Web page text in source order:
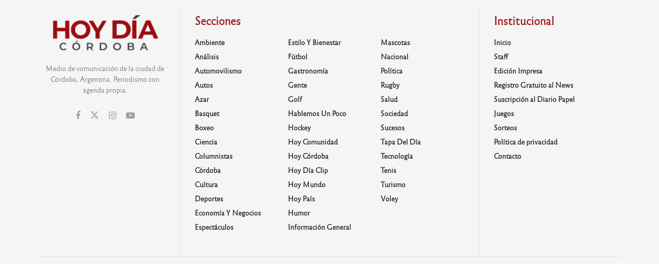
Medio de comunicación de la ciudad de
Córdoba, Argentina. Periodismo con
agenda propia.
Secciones
Ambiente
Análisis
Automovilismo
Autos
Azar
Basquet
Boxeo
Ciencia
Columnistas
Córdoba
Cultura
Deportes
Economía Y Negocios
Espectáculos
Estilo Y Bienestar
Fútbol
Gastronomía
Gente
Golf
Hablemos Un Poco
Hockey
Hoy Comunidad
Hoy Córdoba
Hoy Día Clip
Hoy Mundo
Hoy País
Humor
Información General
Mascotas
Nacional
Política
Rugby
Salud
Sociedad
Sucesos
Tapa Del Día
Tecnología
Tenis
Turismo
Voley
Institucional
Inicio
Staff
Edición Impresa
Registro Gratuito al News
Suscripción al Diario Papel
Juegos
Sorteos
Política de privacidad
Contacto